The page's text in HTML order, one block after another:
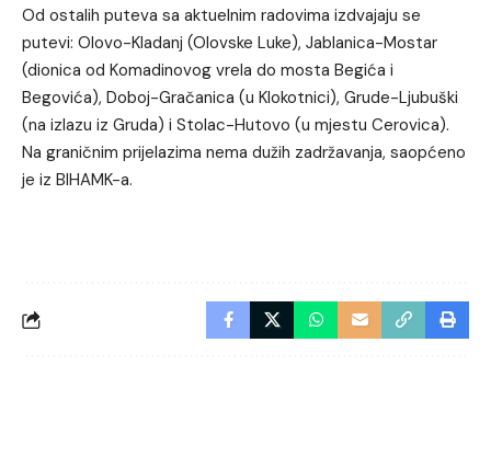
Od ostalih puteva sa aktuelnim radovima izdvajaju se
putevi: Olovo-Kladanj (Olovske Luke), Jablanica-Mostar
(dionica od Komadinovog vrela do mosta Begića i
Begovića), Doboj-Gračanica (u Klokotnici), Grude-Ljubuški
(na izlazu iz Gruda) i Stolac-Hutovo (u mjestu Cerovica).
Na graničnim prijelazima nema dužih zadržavanja, saopćeno
je iz BIHAMK-a.